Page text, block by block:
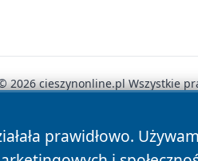
prawidłowo.
2026 cieszynonline.pl Wszystkie
Polityka Prywatności